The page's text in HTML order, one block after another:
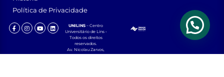
Política de Privacidade
UNILINS – Centro
Universitário de Lins •
Todos os direitos
reservados.
Av. Nicolau Zarvos,
1925 – Jardim